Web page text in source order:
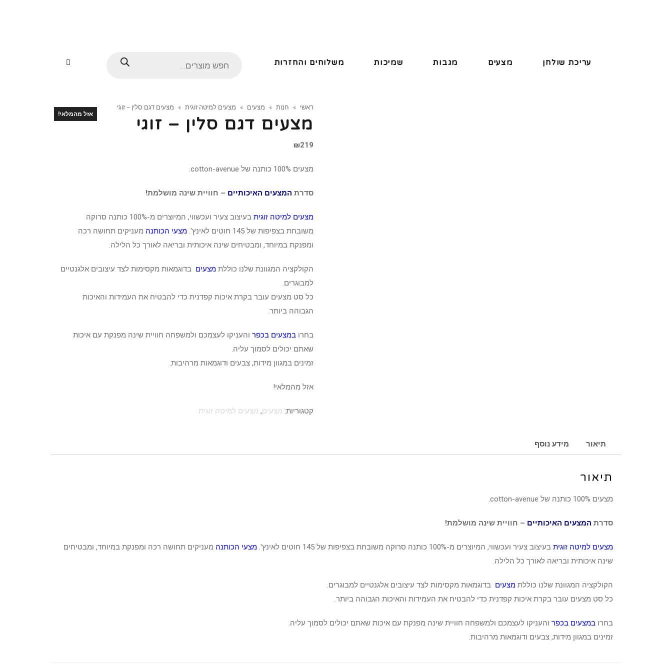
עריכת שולחן מצעים מגבות שמיכות משלוחים והחזרות
אזל מהמלאי!
ראשי » חנות » מצעים » מצעים למיטה זוגית » מצעים דגם סלין – זוגי
מצעים דגם סלין – זוגי
₪219
מצעים 100% כותנה של cotton-avenue.
סדרת המצעים האיכותיים – חוויית שינה מושלמת!
מצעים למיטה זוגית
בעיצוב צעיר ועכשווי, המיוצרים מ-100% כותנה סרוקה
משובחת בצפיפות של 145 חוטים לאינץ'.
מצעי הכותנה מעניקים תחושה רכה
ומפנקת במיוחד, ומבטיחים שינה איכותית ובריאה לאורך כל הלילה.
הקולקציה המגוונת שלנו כוללת מצעים בדוגמאות מקסימות לצד עיצובים אלגנטיים
למבוגרים.
כל סט מצעים עובר בקרת איכות קפדנית כדי להבטיח את העמידות והאיכות
הגבוהה ביותר.
בחרו במצעים בכפר והעניקו לעצמכם ולמשפחה חוויית שינה מפנקת עם איכות
שאתם יכולים לסמוך עליה.
זמינים במגוון מידות, צבעים ודוגמאות מרהיבות.
אזל מהמלאי!
קטגוריות: מצעים, מצעים למיטה זוגית
תיאור מידע נוסף
תיאור
מצעים 100% כותנה של cotton-avenue.
סדרת המצעים האיכותיים – חוויית שינה מושלמת!
מצעים למיטה זוגית בעיצוב צעיר ועכשווי, המיוצרים מ-100% כותנה סרוקה משובחת בצפיפות של 145 חוטים לאינץ'. מצעי הכותנה מעניקים תחושה רכה ומפנקת במיוחד, ומבטיחים
שינה איכותית ובריאה לאורך כל הלילה.
הקולקציה המגוונת שלנו כוללת מצעים בדוגמאות מקסימות לצד עיצובים אלגנטיים למבוגרים.
כל סט מצעים עובר בקרת איכות קפדנית כדי להבטיח את העמידות והאיכות הגבוהה ביותר.
בחרו במצעים בכפר והעניקו לעצמכם ולמשפחה חוויית שינה מפנקת עם איכות שאתם יכולים לסמוך עליה.
זמינים במגוון מידות, צבעים ודוגמאות מרהיבות.